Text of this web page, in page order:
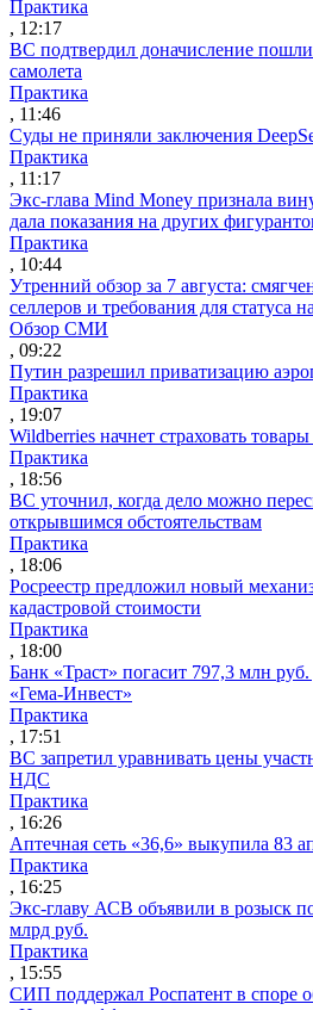
Практика
, 12:17
ВС подтвердил доначисление
самолета
Практика
, 11:46
Суды не приняли заключения
Практика
, 11:17
Экс-глава Mind Money признала
дала показания на других
Практика
, 10:44
Утренний обзор за 7 августа:
селлеров и требования для статуса
Обзор СМИ
, 09:22
Путин разрешил приватизацию
Практика
, 19:07
Wildberries начнет страховать
Практика
, 18:56
ВС уточнил, когда дело можно
открывшимся обстоятельствам
Практика
, 18:06
Росреестр предложил новый
кадастровой стоимости
Практика
, 18:00
Банк «Траст» погасит 797,3 млн
«Гема-Инвест»
Практика
, 17:51
ВС запретил уравнивать цены
НДС
Практика
, 16:26
Аптечная сеть «36,6» выкупила 83
Практика
, 16:25
Экс-главу АСВ объявили в розыск
млрд руб.
Практика
, 15:55
СИП поддержал Роспатент в споре